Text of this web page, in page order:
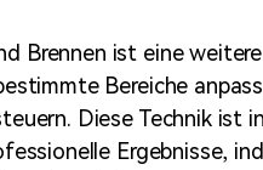
Brennen ist eine
Bereiche
Diese Technik ist
Ergebnisse,